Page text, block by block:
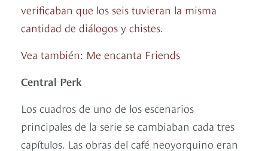
verificaban que los seis tuvieran la misma
cantidad de diálogos y chistes.
Vea también: Me encanta Friends
Central Perk
Los cuadros de uno de los escenarios
principales de la serie se cambiaban cada tres
capítulos. Las obras del café neoyorquino eran